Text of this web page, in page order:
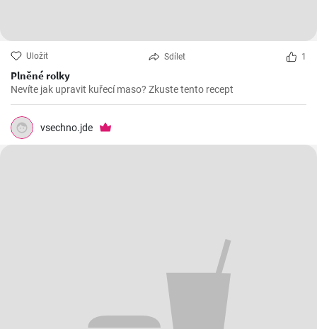
Uložit Sdílet 1
Plněné rolky
Nevíte jak upravit kuřecí maso? Zkuste tento recept
vsechno.jde